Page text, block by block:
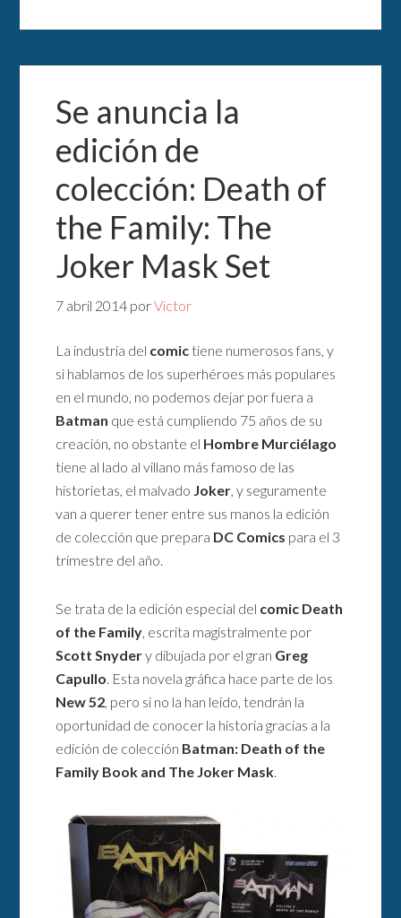
Se anuncia la
edición de
colección: Death of
the Family: The
Joker Mask Set
7 abril 2014 porVictor
La industria del comic tiene numerosos fans, y
si hablamos de los superhéroes más populares
en el mundo, no podemos dejar por fuera a
Batman que está cumpliendo 75 años de su
creación, no obstante el Hombre Murciélago
tiene al lado al villano más famoso de las
historietas, el malvado Joker , y seguramente
van a querer tener entre sus manos la edición
de colección que prepara DC Comics para el 3
trimestre del año.
Se trata de la edición especial del comic Death
of the Family , escrita magistralmente por
Scott Snydery dibujada por el gran Greg
Capullo . Esta novela gráfica hace parte de los
New 52 , pero si no la han leído, tendrán la
oportunidad de conocer la historia gracias a la
edición de colección Batman: Death of the
Family Book and The Joker Mask